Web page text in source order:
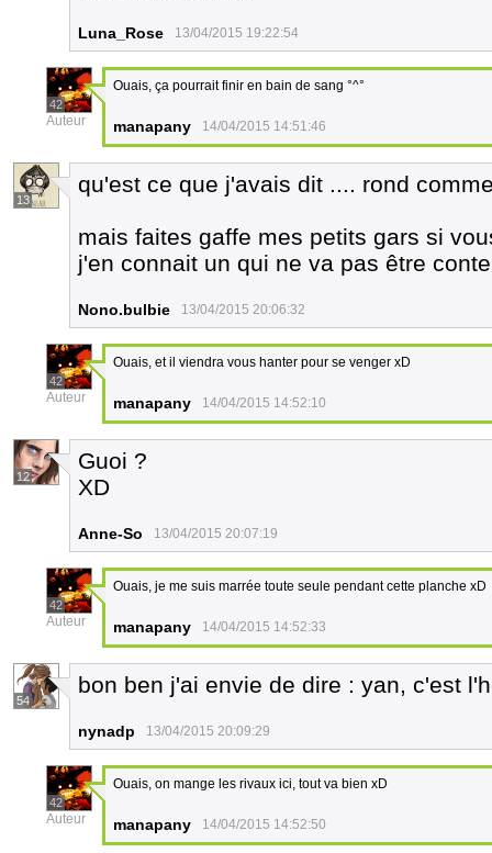
Luna_Rose 13/04/2015 19:22:54
42
Auteur
Ouais, ça pourrait finir en bain de sang °^°
manapany 14/04/2015 14:51:46
13
qu'est ce que j'avais dit .... rond
mais faites gaffe mes petits gars si
j'en connait un qui ne va pas être
Nono.bulbie 13/04/2015 20:06:32
42
Auteur
Ouais, et il viendra vous hanter pour se venger xD
manapany 14/04/2015 14:52:10
12
Guoi ?
XD
Anne-So 13/04/2015 20:07:19
42
Auteur
Ouais, je me suis marrée toute seule pendant cette planche xD
manapany 14/04/2015 14:52:33
54
bon ben j'ai envie de dire : yan, c'est
nynadp 13/04/2015 20:09:29
42
Auteur
Ouais, on mange les rivaux ici, tout va bien xD
manapany 14/04/2015 14:52:50